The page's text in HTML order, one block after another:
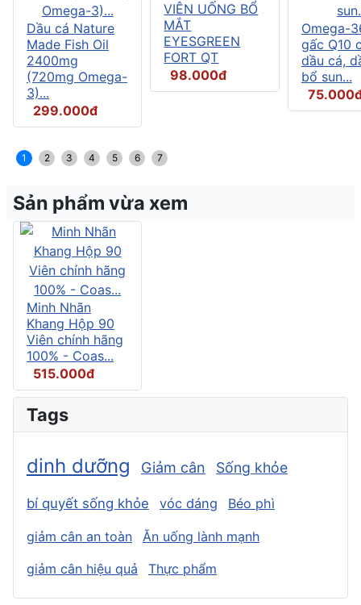
Dầu cá Nature
Made Fish Oil
2400mg
(720mg Omega-
3)...
299.000đ
VIÊN UỐNG BỔ
MẮT
EYESGREEN
FORT QT
98.000đ
Omega-
gấc Q10
dầu cá,
bổ sun...
1 2 3 4 5 6 7
Sản phẩm vừa xem
Minh Nhãn
Khang Hộp 90
Viên chính hãng
100% - Coas...
515.000đ
Tags
dinh dưỡng Giảm cân Sống khỏe
bí quyết sống khỏe vóc dáng Béo phì
giảm cân an toàn
Ăn uống lành mạnh
giảm cân hiệu quả
Thực phẩm